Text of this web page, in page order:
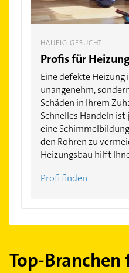
HÄUFIG GESUCHT
Profis für
Eine defekte
unangenehm,
Schäden in Ihrem
Schnelles Handeln
eine
den Rohren zu
Heizungsbau hilft
Profi finden
Top-Branchen